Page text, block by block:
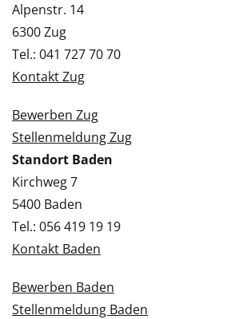
Alpenstr. 14
6300 Zug
Tel.: 041 727 70 70
Kontakt Zug
Bewerben Zug
Stellenmeldung Zug
Standort Baden
Kirchweg 7
5400 Baden
Tel.: 056 419 19 19
Kontakt Baden
Bewerben Baden
Stellenmeldung Baden